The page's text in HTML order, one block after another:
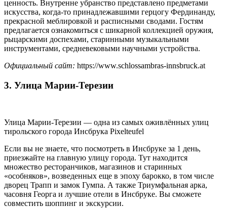
ценность. Внутренне убранство представлено предметами
искусства, когда-то принадлежавшими герцогу Фердинанду,
прекрасной меблировкой и расписными сводами. Гостям
предлагается ознакомиться с шикарной коллекцией оружия,
рыцарскими доспехами, старинными музыкальными
инструментами, средневековыми научными устройства.
Официальный сайт: https://www.schlossambras-innsbruck.at
3. Улица Марии-Терезии
Улица Марии-Терезии — одна из самых оживлённых улиц
тирольского города Инсбрука Pixelteufel
Если вы не знаете, что посмотреть в Инсбруке за 1 день,
приезжайте на главную улицу города. Тут находится
множество ресторанчиков, магазинов и старинных
«особняков», возведенных еще в эпоху барокко, в том числе
дворец Трапп и замок Гумпа. А также Триумфальная арка,
часовня Георга и лучшие отели в Инсбруке. Вы сможете
совместить шоппинг и экскурсии.